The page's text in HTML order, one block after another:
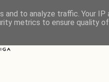
to analyze traffic. Your IP
metrics to ensure quality